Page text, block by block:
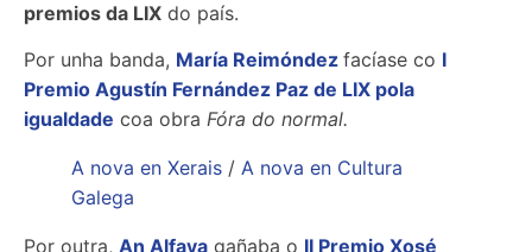
premios da LIX do país.
Por unha banda, María Reimóndez facíase co I
Premio Agustín Fernández Paz de LIX pola
igualdade coa obra Fóra do normal.
A nova en Xerais / A nova en Cultura
Galega
Por outra, An Alfaya gañaba o II Premio Xosé